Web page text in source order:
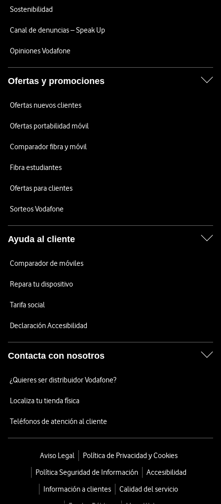
Sostenibilidad
Canal de denuncias – Speak Up
Opiniones Vodafone
Ofertas y promociones
Ofertas nuevos clientes
Ofertas portabilidad móvil
Comparador fibra y móvil
Fibra estudiantes
Ofertas para clientes
Sorteos Vodafone
Ayuda al cliente
Comparador de móviles
Repara tu dispositivo
Tarifa social
Declaración Accesibilidad
Contacta con nosotros
¿Quieres ser distribuidor Vodafone?
Localiza tu tienda física
Teléfonos de atención al cliente
Aviso Legal
Política de Privacidad y Cookies
Política Seguridad de Información
Accesibilidad
Información a clientes
Calidad del servicio